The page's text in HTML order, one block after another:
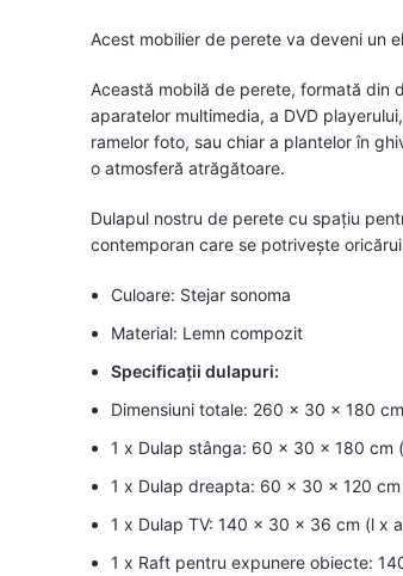
Acest mobilier de perete va deveni un
Această mobilă de perete, formată din
aparatelor multimedia, a DVD
ramelor foto, sau chiar a plantelor în
o atmosferă atrăgătoare.
Dulapul nostru de perete cu spațiu
contemporan care se potrivește
Culoare: Stejar sonoma
Material: Lemn compozit
Specificații dulapuri:
Dimensiuni totale: 260 x 30 x 180
1 x Dulap stânga: 60 x 30 x 180 cm
1 x Dulap dreapta: 60 x 30 x 120
1 x Dulap TV: 140 x 30 x 36 cm (l x
1 x Raft pentru expunere obiecte: